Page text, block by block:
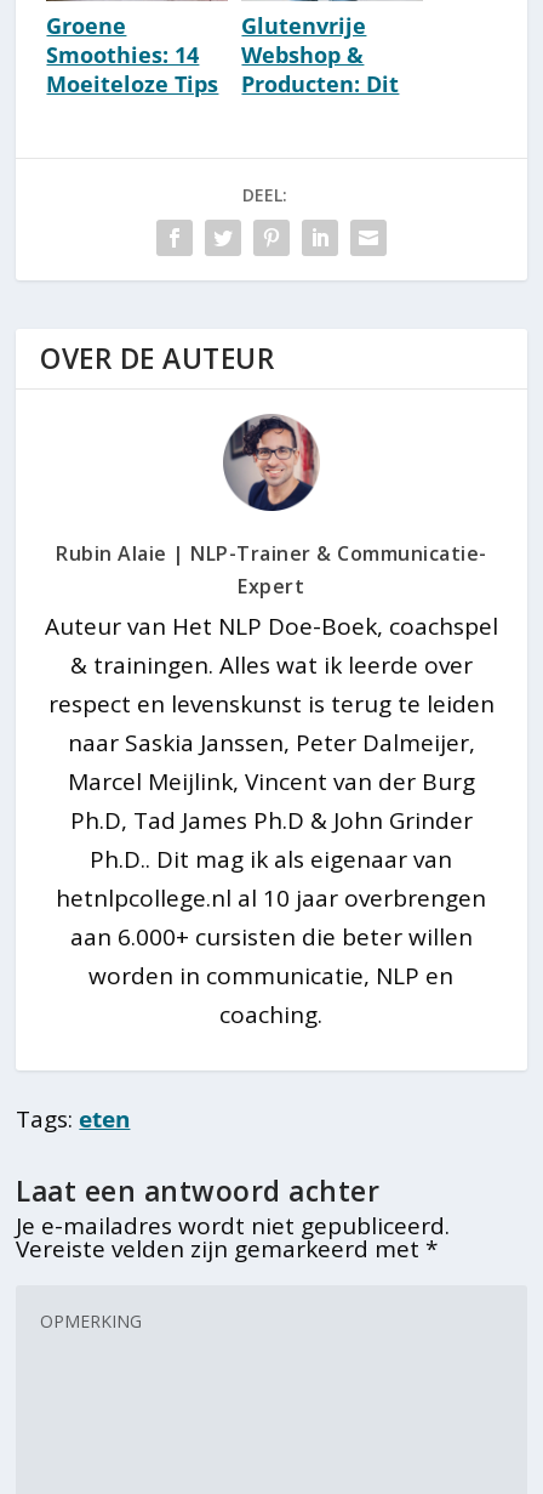
Groene
Smoothies: 14
Moeiteloze Tips
Glutenvrije
Webshop &
Producten: Dit
DEEL:
OVER DE AUTEUR
Rubin Alaie | NLP-Trainer & Communicatie-
Expert
Auteur van Het NLP Doe-Boek, coachspel
& trainingen. Alles wat ik leerde over
respect en levenskunst is terug te leiden
naar Saskia Janssen, Peter Dalmeijer,
Marcel Meijlink, Vincent van der Burg
Ph.D, Tad James Ph.D & John Grinder
Ph.D.. Dit mag ik als eigenaar van
hetnlpcollege.nl al 10 jaar overbrengen
aan 6.000+ cursisten die beter willen
worden in communicatie, NLP en
coaching.
Tags: eten
Laat een antwoord achter
Je e-mailadres wordt niet gepubliceerd.
Vereiste velden zijn gemarkeerd met *